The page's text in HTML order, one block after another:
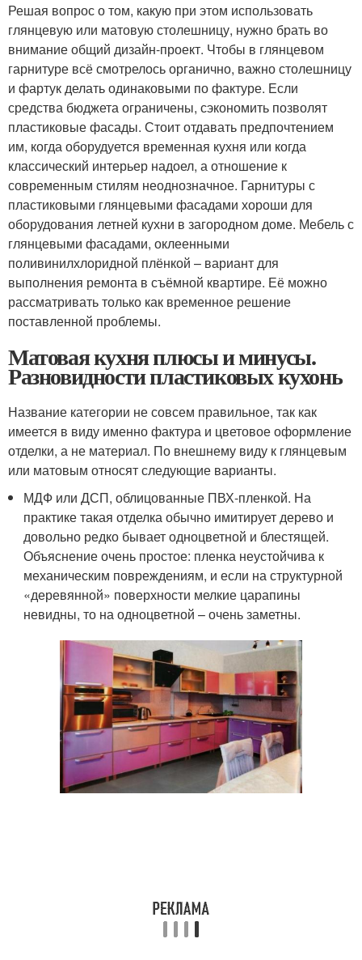
Решая вопрос о том, какую при этом использовать
глянцевую или матовую столешницу, нужно брать во
внимание общий дизайн-проект. Чтобы в глянцевом
гарнитуре всё смотрелось органично, важно столешницу
и фартук делать одинаковыми по фактуре. Если
средства бюджета ограничены, сэкономить позволят
пластиковые фасады. Стоит отдавать предпочтением
им, когда оборудуется временная кухня или когда
классический интерьер надоел, а отношение к
современным стилям неоднозначное. Гарнитуры с
пластиковыми глянцевыми фасадами хороши для
оборудования летней кухни в загородном доме. Мебель с
глянцевыми фасадами, оклеенными
поливинилхлоридной плёнкой – вариант для
выполнения ремонта в съёмной квартире. Её можно
рассматривать только как временное решение
поставленной проблемы.
Матовая кухня плюсы и минусы.
Разновидности пластиковых кухонь
Название категории не совсем правильное, так как
имеется в виду именно фактура и цветовое оформление
отделки, а не материал. По внешнему виду к глянцевым
или матовым относят следующие варианты.
МДФ или ДСП, облицованные ПВХ-пленкой. На
практике такая отделка обычно имитирует дерево и
довольно редко бывает одноцветной и блестящей.
Объяснение очень простое: пленка неустойчива к
механическим повреждениям, и если на структурной
«деревянной» поверхности мелкие царапины
невидны, то на одноцветной – очень заметны.